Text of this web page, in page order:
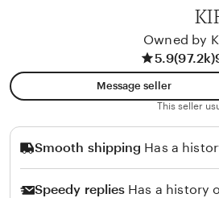
l
o
Owned by
5.9(97.2k)
Message seller
This seller
Smooth shipping Has a
Speedy replies Has a history